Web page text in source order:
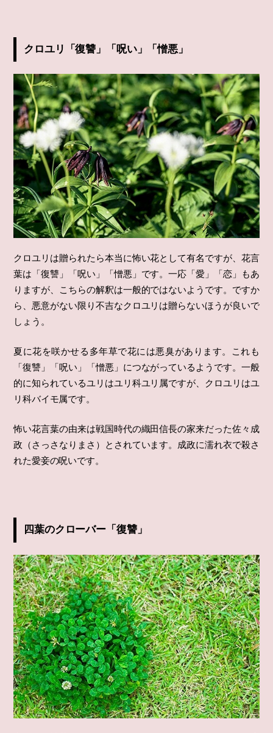
クロユリ「復讐」「呪い」「憎悪」
クロユリは贈られたら本当に怖い花として有名ですが、花言
葉は「復讐」「呪い」「憎悪」です。一応「愛」「恋」もあ
りますが、こちらの解釈は一般的ではないようです。ですか
ら、悪意がない限り不吉なクロユリは贈らないほうが良いで
しょう。
夏に花を咲かせる多年草で花には悪臭があります。これも
「復讐」「呪い」「憎悪」につながっているようです。一般
的に知られているユリはユリ科ユリ属ですが、クロユリはユ
リ科バイモ属です。
怖い花言葉の由来は戦国時代の織田信長の家来だった佐々成
政（さっさなりまさ）とされています。成政に濡れ衣で殺さ
れた愛妾の呪いです。
四葉のクローバー「復讐」